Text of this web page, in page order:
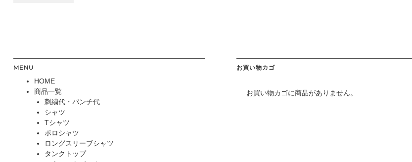
MENU
HOME
商品一覧
刺繍代・パンチ代
シャツ
Tシャツ
ポロシャツ
ロングスリーブシャツ
タンクトップ
お買い物カゴ
お買い物カゴに商品がありません。